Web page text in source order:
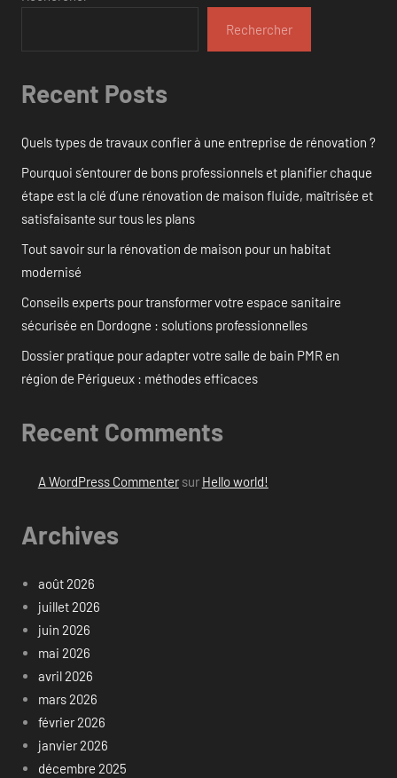
Rechercher
Recent Posts
Quels types de travaux confier à une entreprise de rénovation ?
Pourquoi s’entourer de bons professionnels et planifier chaque
étape est la clé d’une rénovation de maison fluide, maîtrisée et
satisfaisante sur tous les plans
Tout savoir sur la rénovation de maison pour un habitat
modernisé
Conseils experts pour transformer votre espace sanitaire
sécurisée en Dordogne : solutions professionnelles
Dossier pratique pour adapter votre salle de bain PMR en
région de Périgueux : méthodes efficaces
Recent Comments
A WordPress Commentersur Hello world!
Archives
août 2026
juillet 2026
juin 2026
mai 2026
avril 2026
mars 2026
février 2026
janvier 2026
décembre 2025